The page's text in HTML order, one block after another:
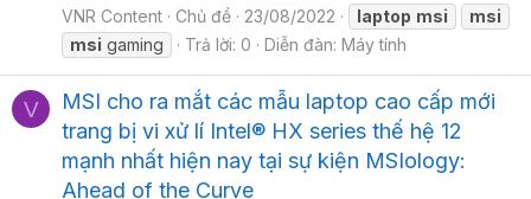
VNR Content Chủ đề 23/08/2022 laptop msi
msi
msi gaming Trả lời: 0 Diễn đàn: Máy tính
V
MSI cho ra mắt các mẫu laptop cao cấp mới
trang bị vi xử lí Intel® HX series thế hệ 12
mạnh nhất hiện nay tại sự kiện MSIology:
Ahead of the Curve